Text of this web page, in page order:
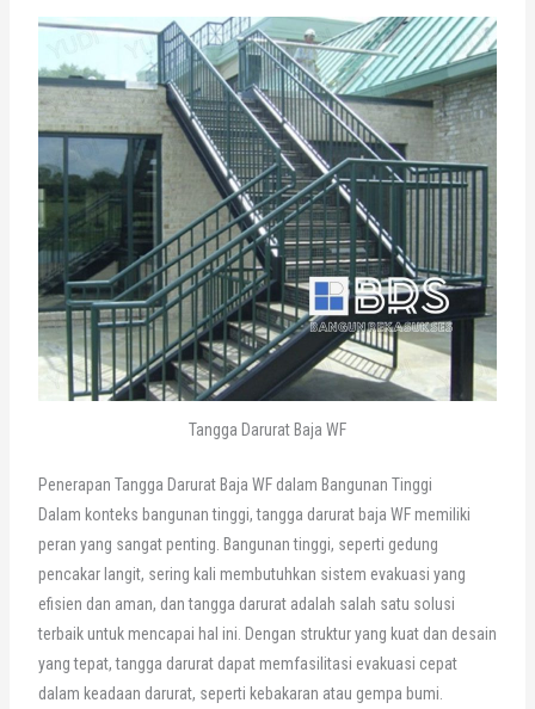
Tangga Darurat Baja WF
Penerapan Tangga Darurat Baja WF dalam Bangunan Tinggi
Dalam konteks bangunan tinggi, tangga darurat baja WF memiliki
peran yang sangat penting. Bangunan tinggi, seperti gedung
pencakar langit, sering kali membutuhkan sistem evakuasi yang
efisien dan aman, dan tangga darurat adalah salah satu solusi
terbaik untuk mencapai hal ini. Dengan struktur yang kuat dan desain
yang tepat, tangga darurat dapat memfasilitasi evakuasi cepat
dalam keadaan darurat, seperti kebakaran atau gempa bumi.